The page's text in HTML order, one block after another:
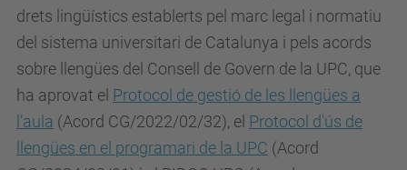
drets lingüístics establerts pel marc legal i normatiu
del sistema universitari de Catalunya i pels acords
sobre llengües del Consell de Govern de la UPC, que
ha aprovat el Protocol de gestió de les llengües a
l’aula (Acord CG/2022/02/32), el Protocol d'ús de
llengües en el programari de la UPC (Acord